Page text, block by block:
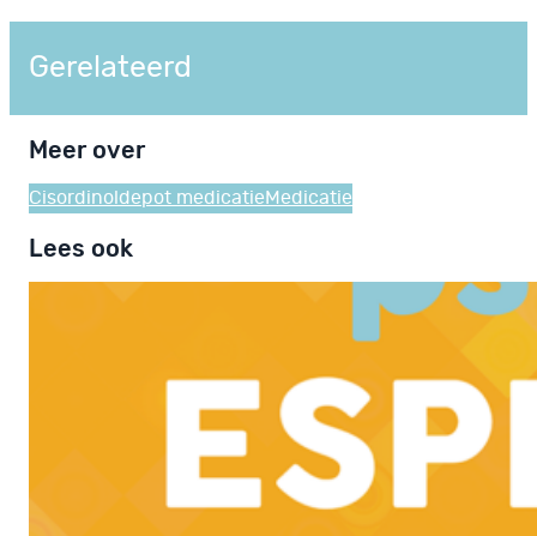
Gerelateerd
Meer over
Cisordinol depot medicatie Medicatie
Lees ook